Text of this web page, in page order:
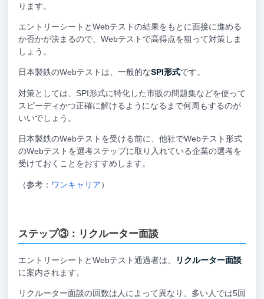
ります。
エントリーシートとWebテストの結果をもとに面接に進める
か否かが決まるので、Webテストで高得点を狙って対策しま
しょう。
日本製鉄のWebテストは、一般的なSPI形式です。
対策としては、SPI形式に特化した市販の問題集などを使って
スピーディかつ正確に解けるようになるまで何周もするのが
いいでしょう。
日本製鉄のWebテストを受ける前に、他社でWebテスト形式
のWebテストを選考ステップに取り入れている企業の選考を
受けておくことをおすすめします。
（参考： ワンキャリア）
ステップ③：リクルーター面談
エントリーシートとWebテスト通過者は、
リクルーター面談
に案内されます。
リクルーター面談の回数は人によって異なり、多い人では5回